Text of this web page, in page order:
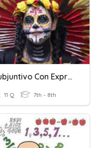
Subjuntivo Con Expresiones Impersonales Y Deseos
11 Q 7th - 8th